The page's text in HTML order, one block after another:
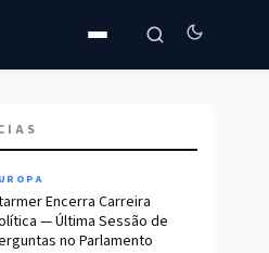
Encerra Carreira
— Última Sessão de
no Parlamento